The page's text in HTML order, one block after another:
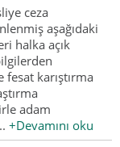
ceza
aşağıdaki
halka açık
fesat karıştırma
adam
+Devamını oku